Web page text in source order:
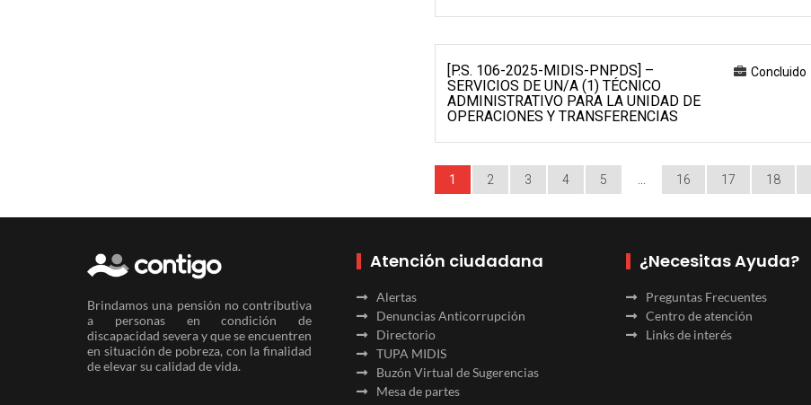
[P.S. 106-2025-MIDIS-PNPDS] –
SERVICIOS DE UN/A (1) TÉCNICO
ADMINISTRATIVO PARA LA UNIDAD DE
OPERACIONES Y TRANSFERENCIAS
Concluido
1 2 3 4 5 16 17 18
Brindamos una pensión no contributiva
a personas en condición de
discapacidad severa y que se encuentren
en situación de pobreza, con la finalidad
de elevar su calidad de vida.
Atención ciudadana
Alertas
Denuncias Anticorrupción
Directorio
TUPA MIDIS
Buzón Virtual de Sugerencias
Mesa de partes
¿Necesitas Ayuda?
Preguntas Frecuentes
Centro de atención
Links de interés